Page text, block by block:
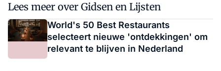
Lees meer over Gidsen en Lijsten
World's 50 Best Restaurants
selecteert nieuwe 'ontdekkingen' om
relevant te blijven in Nederland